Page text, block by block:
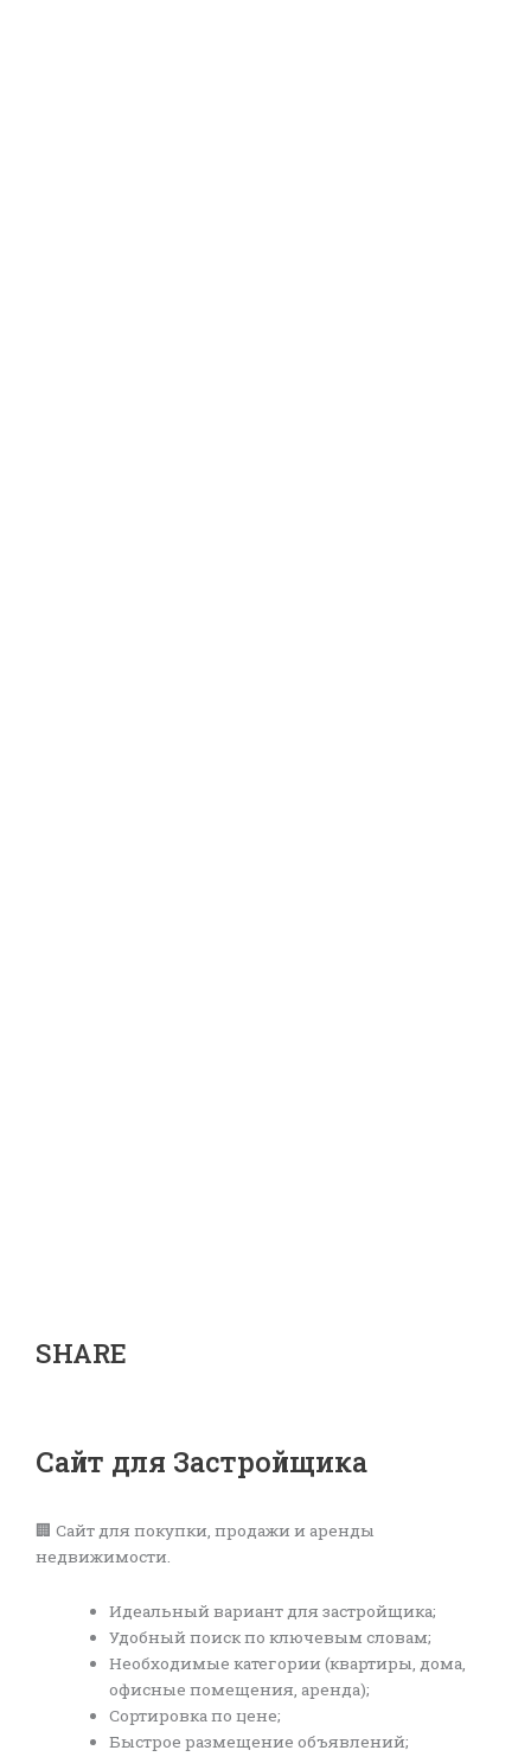
SHARE
Сайт для Застройщика
🏢 Сайт для покупки, продажи и аренды
недвижимости.
Идеальный вариант для застройщика;
Удобный поиск по ключевым словам;
Необходимые категории (квартиры, дома,
офисные помещения, аренда);
Сортировка по цене;
Быстрое размещение объявлений;